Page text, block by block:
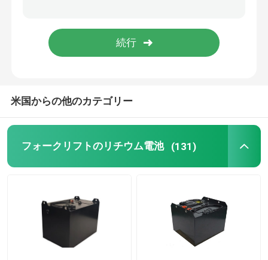
リチウム電池 モジュール
米国からの他のカテゴリー
フォークリフトのリチウム電池 (131)